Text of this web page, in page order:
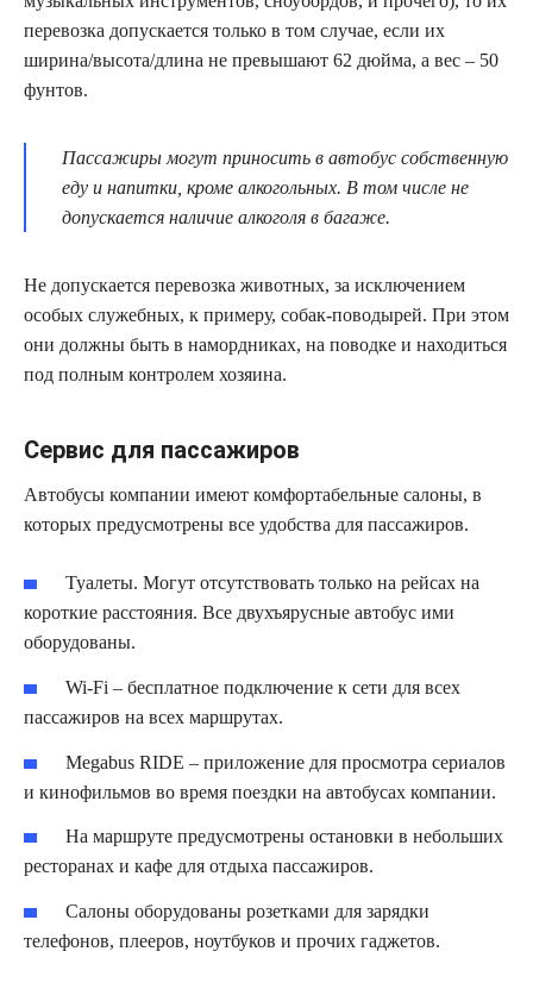
перевозка допускается только в том случае, если их
ширина/высота/длина не превышают 62 дюйма, а вес – 50
фунтов.
Пассажиры могут приносить в автобус собственную
еду и напитки, кроме алкогольных. В том числе не
допускается наличие алкоголя в багаже.
Не допускается перевозка животных, за исключением
особых служебных, к примеру, собак-поводырей. При этом
они должны быть в намордниках, на поводке и находиться
под полным контролем хозяина.
Сервис для пассажиров
Автобусы компании имеют комфортабельные салоны, в
которых предусмотрены все удобства для пассажиров.
Туалеты. Могут отсутствовать только на рейсах на
короткие расстояния. Все двухъярусные автобус ими
оборудованы.
Wi-Fi – бесплатное подключение к сети для всех
пассажиров на всех маршрутах.
Megabus RIDE – приложение для просмотра сериалов
и кинофильмов во время поездки на автобусах компании.
На маршруте предусмотрены остановки в небольших
ресторанах и кафе для отдыха пассажиров.
Салоны оборудованы розетками для зарядки
телефонов, плееров, ноутбуков и прочих гаджетов.